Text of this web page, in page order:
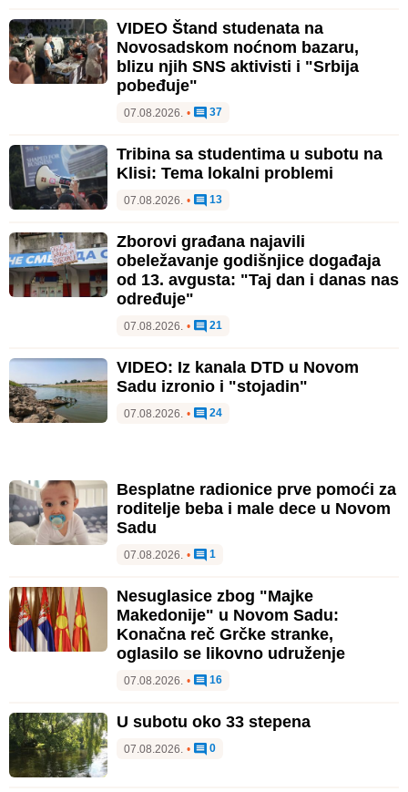
VIDEO Štand studenata na
Novosadskom noćnom bazaru,
blizu njih SNS aktivisti i "Srbija
pobeđuje"
07.08.2026. • 37
Tribina sa studentima u subotu na
Klisi: Tema lokalni problemi
07.08.2026. • 13
Zborovi građana najavili
obeležavanje godišnjice događaja
od 13. avgusta: "Taj dan i danas nas
određuje"
07.08.2026. • 21
VIDEO: Iz kanala DTD u Novom
Sadu izronio i "stojadin"
07.08.2026. • 24
Besplatne radionice prve pomoći za
roditelje beba i male dece u Novom
Sadu
07.08.2026. • 1
Nesuglasice zbog "Majke
Makedonije" u Novom Sadu:
Konačna reč Grčke stranke,
oglasilo se likovno udruženje
07.08.2026. • 16
U subotu oko 33 stepena
07.08.2026. • 0